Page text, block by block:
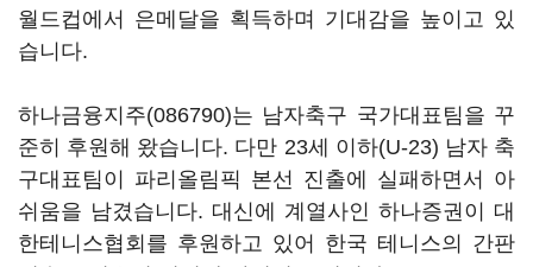
월드컵에서 은메달을 획득하며 기대감을 높이고 있
습니다.
하나금융지주(086790)는 남자축구 국가대표팀을 꾸
준히 후원해 왔습니다. 다만 23세 이하(U-23) 남자 축
구대표팀이 파리올림픽 본선 진출에 실패하면서 아
쉬움을 남겼습니다. 대신에 계열사인 하나증권이 대
한테니스협회를 후원하고 있어 한국 테니스의 간판